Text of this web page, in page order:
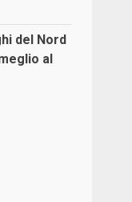
del Nord
al